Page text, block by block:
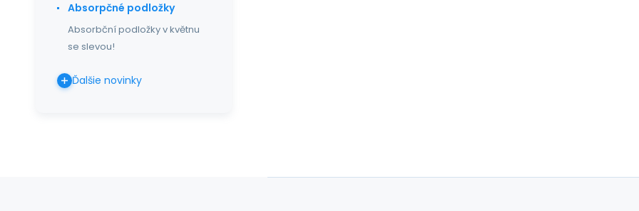
Absorpčné podložky
Absorbční podložky v květnu
se slevou!
Ďalšie novinky